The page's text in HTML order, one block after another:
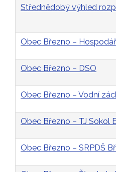
Střednědobý výhled
Obec Březno –
Obec Březno – DSO
Obec Březno – Vodní
Obec Březno – TJ Sokol
Obec Březno – SRPDŠ